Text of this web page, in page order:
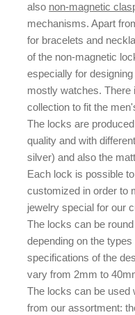
also non-magnetic
mechanisms. Apart
for bracelets and
of the non-magnetic
especially for
mostly watches. There
collection to fit the
The locks are
quality and with
silver) and also the
Each lock is possible
customized in order to
jewelry special for our
The locks can be round
depending on the
specifications of the
vary from 2mm to
The locks can be used
from our assortment: